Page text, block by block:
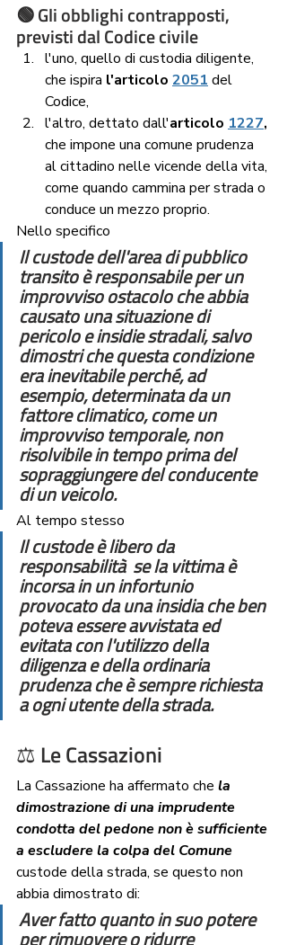
🟢 Gli obblighi contrapposti,
previsti dal Codice civile
l'uno, quello di custodia diligente,
che ispira l'articolo 2051 del
Codice,
l'altro, dettato dall'articolo 1227,
che impone una comune prudenza
al cittadino nelle vicende della vita,
come quando cammina per strada o
conduce un mezzo proprio.
Nello specifico
Il custode dell'area di pubblico
transito è responsabile per un
improvviso ostacolo che abbia
causato una situazione di
pericolo e insidie stradali, salvo
dimostri che questa condizione
era inevitabile perché, ad
esempio, determinata da un
fattore climatico, come un
improvviso temporale, non
risolvibile in tempo prima del
sopraggiungere del conducente
di un veicolo.
Al tempo stesso
Il custode è libero da
responsabilità  se la vittima è
incorsa in un infortunio
provocato da una insidia che ben
poteva essere avvistata ed
evitata con l'utilizzo della
diligenza e della ordinaria
prudenza che è sempre richiesta
a ogni utente della strada.
⚖ Le Cassazioni
La Cassazione ha affermato che la
dimostrazione di una imprudente
condotta del pedone non è sufficiente
a escludere la colpa del Comune
custode della strada, se questo non
abbia dimostrato di:
Aver fatto quanto in suo potere
per rimuovere o ridurre